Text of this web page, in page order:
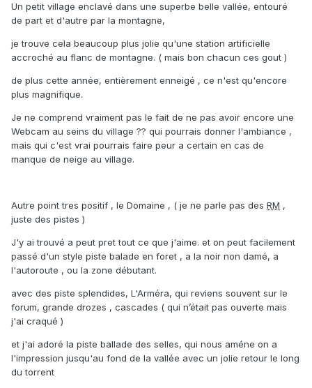
Un petit village enclavé dans une superbe belle vallée, entouré
de part et d'autre par la montagne,
je trouve cela beaucoup plus jolie qu'une station artificielle
accroché au flanc de montagne. ( mais bon chacun ces gout )
de plus cette année, entièrement enneigé , ce n'est qu'encore
plus magnifique.
Je ne comprend vraiment pas le fait de ne pas avoir encore une
Webcam au seins du village ?? qui pourrais donner l'ambiance ,
mais qui c'est vrai pourrais faire peur a certain en cas de
manque de neige au village.
Autre point tres positif , le Domaine , ( je ne parle pas des RM ,
juste des pistes )
J'y ai trouvé a peut pret tout ce que j'aime. et on peut facilement
passé d'un style piste balade en foret , a la noir non damé, a
l'autoroute , ou la zone débutant.
avec des piste splendides, L'Arméra, qui reviens souvent sur le
forum, grande drozes , cascades ( qui n’était pas ouverte mais
j'ai craqué )
et j'ai adoré la piste ballade des selles, qui nous améne on a
l'impression jusqu'au fond de la vallée avec un jolie retour le long
du torrent